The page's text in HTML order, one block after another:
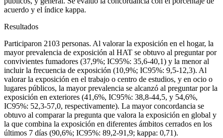
acuerdo y el índice kappa.
Resultados
Participaron 2103 personas. Al valorar la exposición en el hogar, la
mayor prevalencia de exposición al HAT se obtuvo al preguntar por
convivientes fumadores (37,9%; IC95%: 35,6-40,1) y la menor al
incluir la frecuencia de exposición (10,9%; IC95%: 9,5-12,3). Al
valorar la exposición en el trabajo o centro de estudios, y en ocio o
lugares públicos, la mayor prevalencia se alcanzó al preguntar por la
exposición en exteriores (41,6%, IC95%: 38,8-44,5, y 54,6%,
IC95%: 52,3-57,0, respectivamente). La mayor concordancia se
obtuvo al comparar la pregunta que valora la exposición en global y
la que combina la exposición en diferentes ámbitos cerrados en los
últimos 7 días (90,6%; IC95%: 89,2-91,9; kappa: 0,71).